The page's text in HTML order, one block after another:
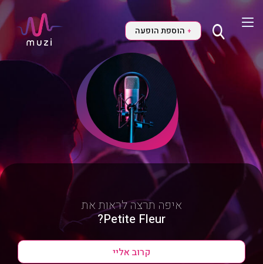
+ הוספת הופעה
איפה תרצה לראות את
Petite Fleur?